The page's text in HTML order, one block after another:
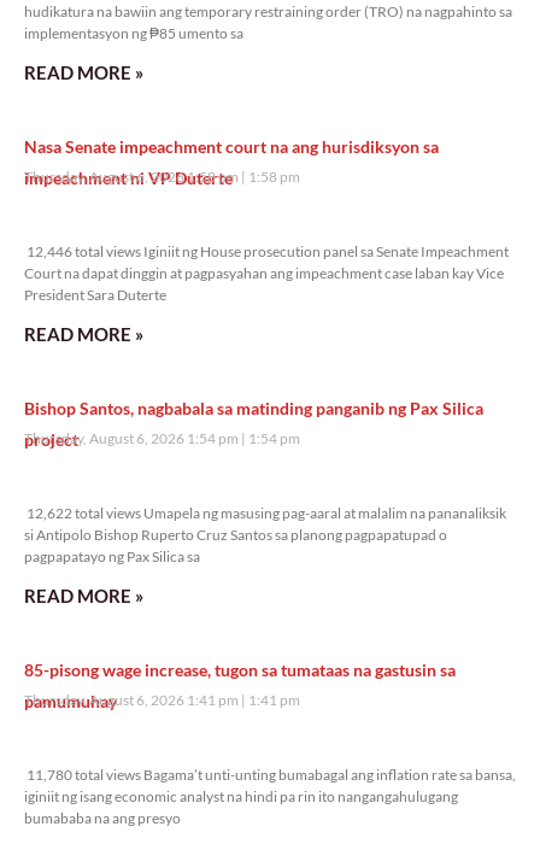
hudikatura na bawiin ang temporary restraining order (TRO) na nagpahinto sa
implementasyon ng ₱85 umento sa
READ MORE »
Nasa Senate impeachment court na ang hurisdiksyon sa
impeachment ni VP Duterte
Thursday, August 6, 2026 1:58 pm 1:58 pm
12,446 total views Iginiit ng House prosecution panel sa Senate Impeachment
Court na dapat dinggin at pagpasyahan ang impeachment case laban kay Vice
President Sara Duterte
READ MORE »
Bishop Santos, nagbabala sa matinding panganib ng Pax Silica
project
Thursday, August 6, 2026 1:54 pm 1:54 pm
12,622 total views Umapela ng masusing pag-aaral at malalim na pananaliksik
si Antipolo Bishop Ruperto Cruz Santos sa planong pagpapatupad o
pagpapatayo ng Pax Silica sa
READ MORE »
85-pisong wage increase, tugon sa tumataas na gastusin sa
pamumuhay
Thursday, August 6, 2026 1:41 pm 1:41 pm
11,780 total views Bagama’t unti-unting bumabagal ang inflation rate sa bansa,
iginiit ng isang economic analyst na hindi pa rin ito nangangahulugang
bumababa na ang presyo